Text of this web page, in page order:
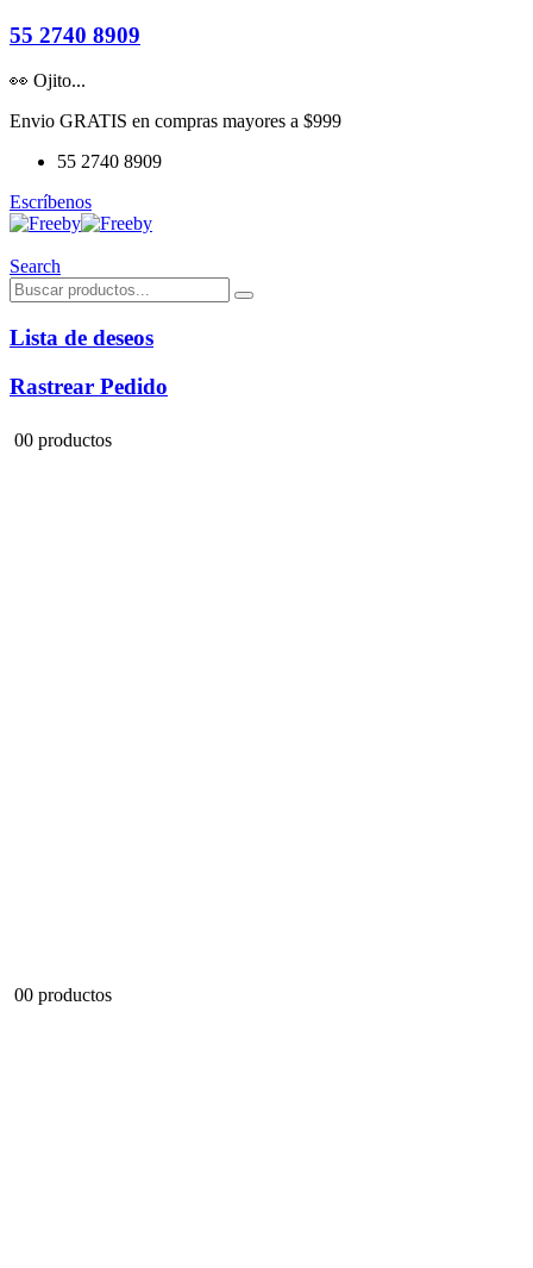
55 2740 8909
👀 Ojito...
Envio GRATIS en compras mayores a $999
55 2740 8909
Escríbenos
Search
Lista de deseos
Rastrear Pedido
00 productos
00 productos